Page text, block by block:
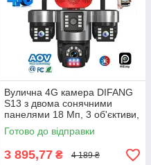
Вулична 4G камера DIFANG
S13 з двома сонячними
панелями 18 Мп, 3 об'єктиви,
акумулятор 18000 мА·год,
PIR
Готово до відправки
3 895,77 ₴ 4 189 ₴